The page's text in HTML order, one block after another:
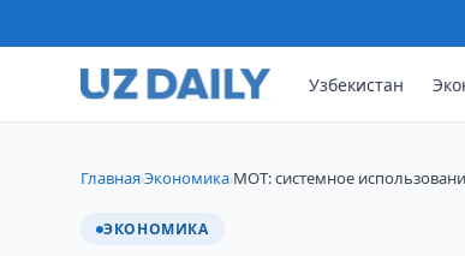
Узбекистан
Главная›Экономика›МОТ: системное
ЭКОНОМИКА